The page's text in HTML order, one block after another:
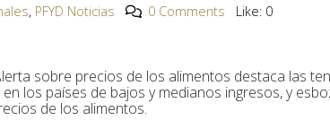
, PFYD Noticias 0 Comments Like: 0
sobre precios de los alimentos destaca las
los países de bajos y medianos ingresos, y
de los alimentos.